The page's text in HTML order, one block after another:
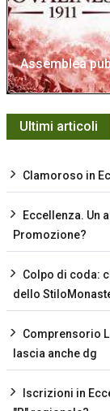
Assemblea
Ultimi articoli
Clamoroso in
Eccellenza. Un
Promozione?
Colpo di coda:
dello
Comprensorio
lascia anche dg
Iscrizioni in